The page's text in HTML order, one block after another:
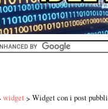
widget Widget con i post